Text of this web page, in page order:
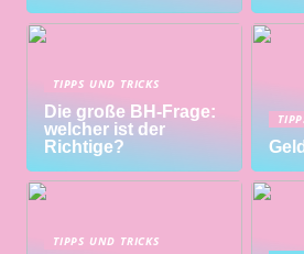
TIPPS UND TRICKS
Die große BH-Frage:
welcher ist der
Richtige?
TIPPS UND TRICKS